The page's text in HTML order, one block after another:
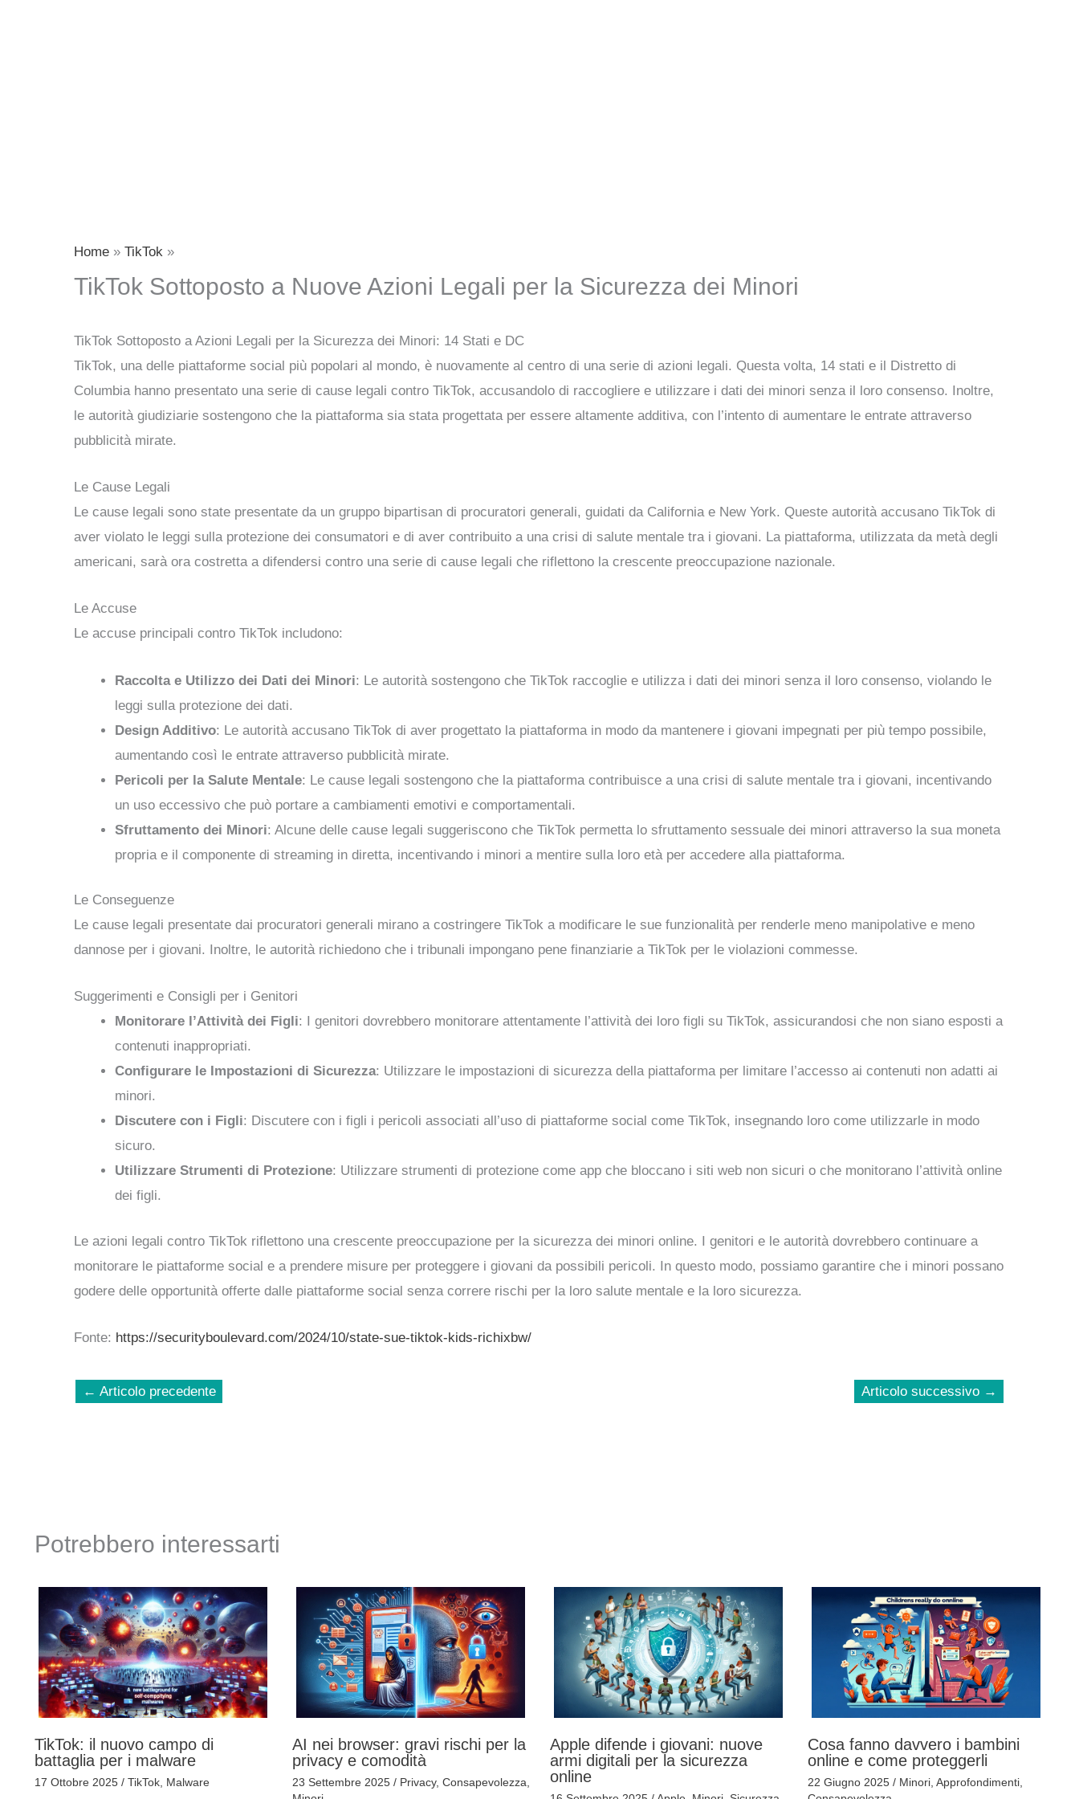
Home TikTok
TikTok Sottoposto a Nuove Azioni Legali per la Sicurezza dei Minori
TikTok Sottoposto a Azioni Legali per la Sicurezza dei Minori: 14 Stati e DC
TikTok, una delle piattaforme social più popolari al mondo, è nuovamente al centro di una serie di azioni legali. Questa volta, 14 stati e il Distretto di
Columbia hanno presentato una serie di cause legali contro TikTok, accusandolo di raccogliere e utilizzare i dati dei minori senza il loro consenso. Inoltre,
le autorità giudiziarie sostengono che la piattaforma sia stata progettata per essere altamente additiva, con l’intento di aumentare le entrate attraverso
pubblicità mirate.
Le Cause Legali
Le cause legali sono state presentate da un gruppo bipartisan di procuratori generali, guidati da California e New York. Queste autorità accusano TikTok di
aver violato le leggi sulla protezione dei consumatori e di aver contribuito a una crisi di salute mentale tra i giovani. La piattaforma, utilizzata da metà degli
americani, sarà ora costretta a difendersi contro una serie di cause legali che riflettono la crescente preoccupazione nazionale.
Le Accuse
Le accuse principali contro TikTok includono:
Raccolta e Utilizzo dei Dati dei Minori: Le autorità sostengono che TikTok raccoglie e utilizza i dati dei minori senza il loro consenso, violando le
leggi sulla protezione dei dati.
Design Additivo: Le autorità accusano TikTok di aver progettato la piattaforma in modo da mantenere i giovani impegnati per più tempo possibile,
aumentando così le entrate attraverso pubblicità mirate.
Pericoli per la Salute Mentale: Le cause legali sostengono che la piattaforma contribuisce a una crisi di salute mentale tra i giovani, incentivando
un uso eccessivo che può portare a cambiamenti emotivi e comportamentali.
Sfruttamento dei Minori: Alcune delle cause legali suggeriscono che TikTok permetta lo sfruttamento sessuale dei minori attraverso la sua moneta
propria e il componente di streaming in diretta, incentivando i minori a mentire sulla loro età per accedere alla piattaforma.
Le Conseguenze
Le cause legali presentate dai procuratori generali mirano a costringere TikTok a modificare le sue funzionalità per renderle meno manipolative e meno
dannose per i giovani. Inoltre, le autorità richiedono che i tribunali impongano pene finanziarie a TikTok per le violazioni commesse.
Suggerimenti e Consigli per i Genitori
Monitorare l’Attività dei Figli: I genitori dovrebbero monitorare attentamente l’attività dei loro figli su TikTok, assicurandosi che non siano esposti a
contenuti inappropriati.
Configurare le Impostazioni di Sicurezza: Utilizzare le impostazioni di sicurezza della piattaforma per limitare l’accesso ai contenuti non adatti ai
minori.
Discutere con i Figli: Discutere con i figli i pericoli associati all’uso di piattaforme social come TikTok, insegnando loro come utilizzarle in modo
sicuro.
Utilizzare Strumenti di Protezione: Utilizzare strumenti di protezione come app che bloccano i siti web non sicuri o che monitorano l’attività online
dei figli.
Le azioni legali contro TikTok riflettono una crescente preoccupazione per la sicurezza dei minori online. I genitori e le autorità dovrebbero continuare a
monitorare le piattaforme social e a prendere misure per proteggere i giovani da possibili pericoli. In questo modo, possiamo garantire che i minori possano
godere delle opportunità offerte dalle piattaforme social senza correre rischi per la loro salute mentale e la loro sicurezza.
Fonte: https://securityboulevard.com/2024/10/state-sue-tiktok-kids-richixbw/
← Articolo precedente Articolo successivo →
Potrebbero interessarti
TikTok: il nuovo campo di
battaglia per i malware
17 Ottobre 2025 / TikTok, Malware
AI nei browser: gravi rischi per la
privacy e comodità
23 Settembre 2025 / Privacy, Consapevolezza
Apple difende i giovani: nuove
armi digitali per la sicurezza
online
Cosa fanno davvero i bambini
online e come proteggerli
22 Giugno 2025 / Minori, Approfondimenti,